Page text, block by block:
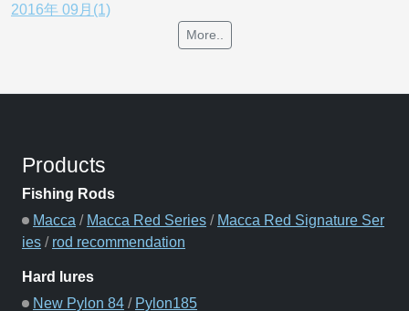
2016年 09月(1)
More..
Products
Fishing Rods
Macca / Macca Red Series / Macca Red Signature Ser
ies / rod recommendation
Hard lures
New Pylon 84 / Pylon185